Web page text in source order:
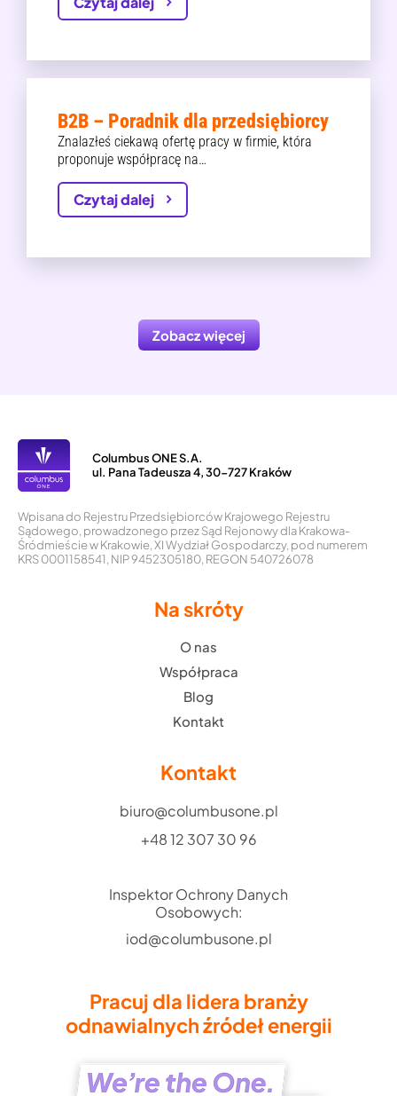
B2B – Poradnik dla przedsiębiorcy
Znalazłeś ciekawą ofertę pracy w firmie, która
proponuje współpracę na…
Czytaj dalej
Zobacz więcej
Columbus ONE S.A.
ul. Pana Tadeusza 4, 30-727 Kraków
Wpisana do Rejestru Przedsiębiorców Krajowego Rejestru
Sądowego, prowadzonego przez Sąd Rejonowy dla Krakowa-
Śródmieście w Krakowie, XI Wydział Gospodarczy, pod numerem
KRS 0001158541, NIP 9452305180, REGON 540726078
Na skróty
O nas
Współpraca
Blog
Kontakt
Kontakt
biuro@columbusone.pl
+48 12 307 30 96
Inspektor Ochrony Danych
Osobowych:
iod@columbusone.pl
Pracuj dla lidera branży
odnawialnych źródeł energii